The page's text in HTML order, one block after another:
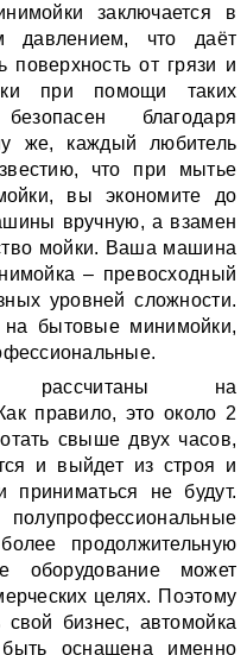
заключается в
давлением, что даёт
поверхность от грязи и
при помощи таких
благодаря
же, каждый любитель
что при мытье
вы экономите до
вручную, а взамен
мойки. Ваша машина
– превосходный
уровней сложности.
бытовые минимойки,
рассчитаны на
правило, это около 2
свыше двух часов,
и выйдет из строя и
приниматься не будут.
продолжительную
оборудование может
целях. Поэтому
бизнес, автомойка
оснащена именно